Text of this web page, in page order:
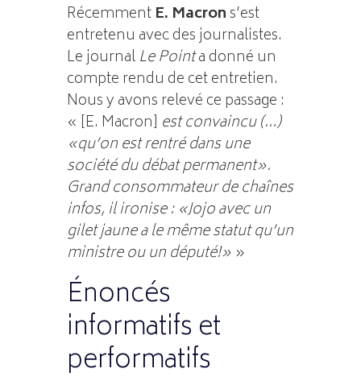
RécemmentE. Macrons’est
entretenu avec des journalistes.
Le journalLe Pointa donné un
compte rendu de cet entretien.
Nous y avons relevé ce passage :
« [E. Macron] est convaincu (…)
«qu’on est rentré dans une
société du débat permanent».
Grand consommateur de chaînes
infos, il ironise : «Jojo avec un
gilet jaune a le même statut qu’un
ministre ou un député!»»
Énoncés
informatifs et
performatifs